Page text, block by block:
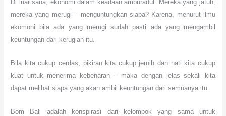
Di luar sana, ekonomi dalam keadaan amburadul. Mereka yang jatuh,
mereka yang merugi – menguntungkan siapa? Karena, menurut ilmu
ekomoni bila ada yang merugi sudah pasti ada yang mengambil
keuntungan dari kerugian itu.
Bila kita cukup cerdas, pikiran kita cukup jernih dan hati kita cukup
kuat untuk menerima kebenaran – maka dengan jelas sekali kita
dapat melihat siapa yang akan ambil keuntungan dari semuanya itu.
Bom Bali adalah konspirasi dari kelompok yang sama untuk